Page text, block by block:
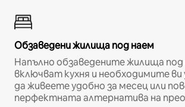
Обзаведени жилища под наем
Напълно обзаведените жилища под
включват кухня и необходимите ви
да живеете удобно за месец или
перфектната алтернатива на